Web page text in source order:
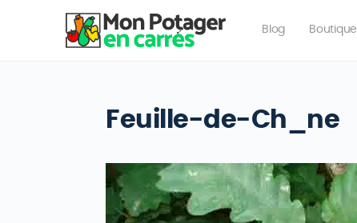
Blog Boutique
Feuille-de-Ch_ne